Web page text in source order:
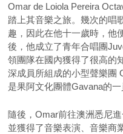
Omar de Loiola Pereira
踏上其音樂之旅。幾次的唱
趣，因此在他十一歲時，他
後，他成立了青年合唱團
領團隊在國內獲得了很高的
深成員所組成的小型聲樂團
是果阿文化團體Gavana的一
隨後，Omar前往澳洲悉尼
並獲得了音樂表演、音樂商